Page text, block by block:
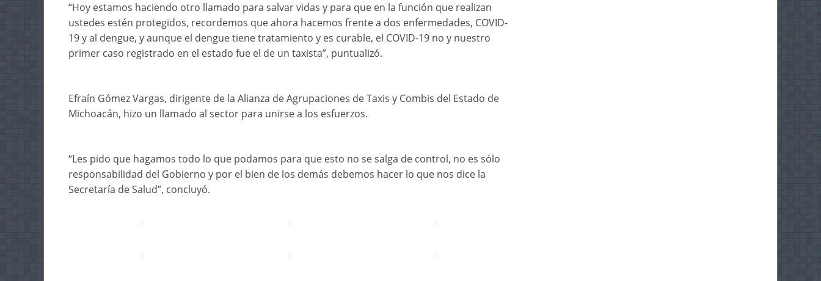
“Hoy estamos haciendo otro llamado para salvar vidas y para que en la función que realizan
ustedes estén protegidos, recordemos que ahora hacemos frente a dos enfermedades, COVID-
19 y al dengue, y aunque el dengue tiene tratamiento y es curable, el COVID-19 no y nuestro
primer caso registrado en el estado fue el de un taxista”, puntualizó.
Efraín Gómez Vargas, dirigente de la Alianza de Agrupaciones de Taxis y Combis del Estado de
Michoacán, hizo un llamado al sector para unirse a los esfuerzos.
“Les pido que hagamos todo lo que podamos para que esto no se salga de control, no es sólo
responsabilidad del Gobierno y por el bien de los demás debemos hacer lo que nos dice la
Secretaría de Salud”, concluyó.